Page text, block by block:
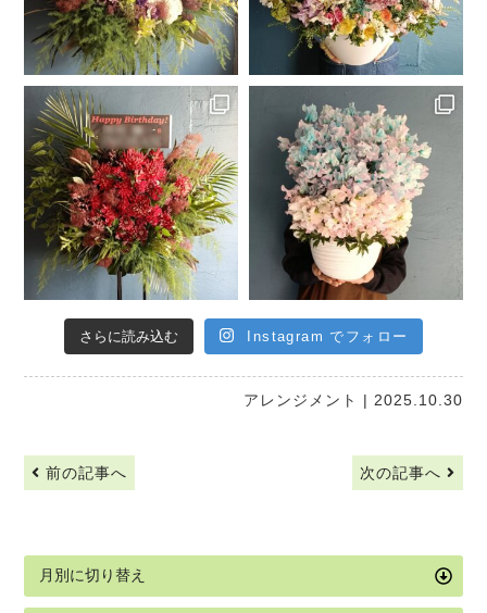
さらに読み込む Instagram でフォロー
アレンジメント | 2025.10.30
前の記事へ 次の記事へ